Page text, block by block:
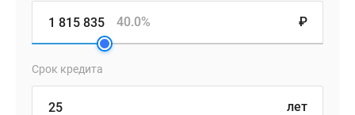
функциональными
планировками,
том
числе,
₽
40.0%
Срок кредита
лет